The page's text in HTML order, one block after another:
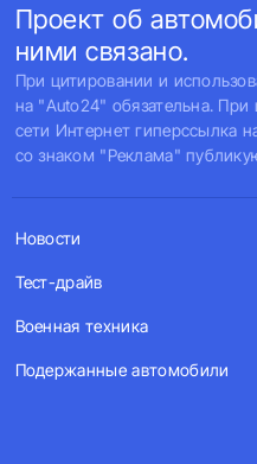
Проект об
ними связано.
При цитировании и
на "Auto24" обязательна.
сети Интернет гиперссылка
со знаком "Реклама"
Новости
Тест-драйв
Военная техника
Подержанные автомобили